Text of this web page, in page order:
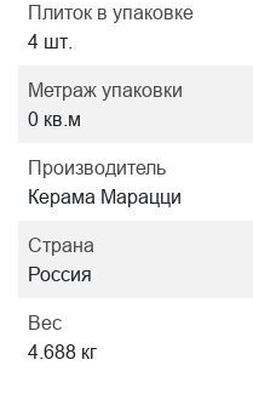
Плиток в упаковке
4 шт.
Метраж упаковки
0 кв.м
Производитель
Керама Марацци
Страна
Россия
Вес
4.688 кг